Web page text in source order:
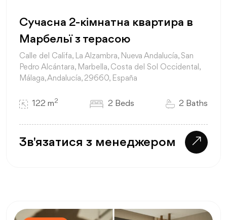
Сучасна 2-кімнатна квартира в
Марбельї з терасою
Calle del Califa, La Alzambra, Nueva Andalucía, San
Pedro Alcántara, Marbella, Costa del Sol Occidental,
Málaga, Andalucía, 29660, España
122 m2 2 Beds 2 Baths
Зв'язатися з менеджером